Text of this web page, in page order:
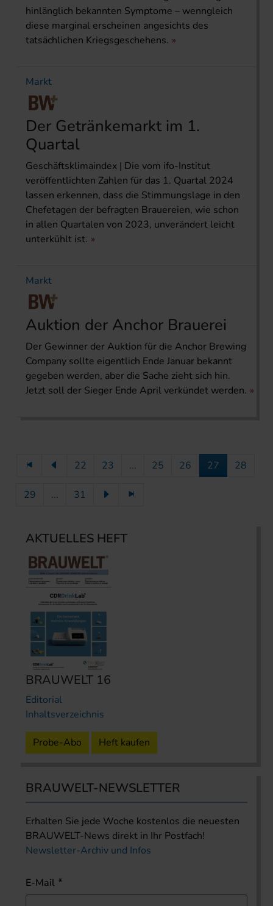
hinlänglich bekannten Symptome – wenngleich
diese marginal erscheinen angesichts des
tatsächlichen Kriegsgeschehens.
Markt
Der Getränkemarkt im 1.
Quartal
Geschäftsklimaindex | Die vom ifo-Institut
veröffentlichten Zahlen für das 1. Quartal 2024
lassen erkennen, dass die Stimmungslage in den
Chefetagen der befragten Brauereien, wie schon
in allen Quartalen von 2023, unverändert leicht
unterkühlt ist.
Markt
Auktion der Anchor Brauerei
Der Gewinner der Auktion für die Anchor Brewing
Company sollte eigentlich Ende Januar bekannt
gegeben werden, aber die Sache zieht sich hin.
Jetzt soll der Sieger Ende April verkündet werden.
22 23 ... 25 26 27 28
29 ... 31
AKTUELLES HEFT
BRAUWELT 16
Editorial
Inhaltsverzeichnis
Probe-Abo Heft kaufen
BRAUWELT-NEWSLETTER
Erhalten Sie jede Woche kostenlos die neuesten
BRAUWELT-News direkt in Ihr Postfach!
Newsletter-Archiv und Infos
E-Mail